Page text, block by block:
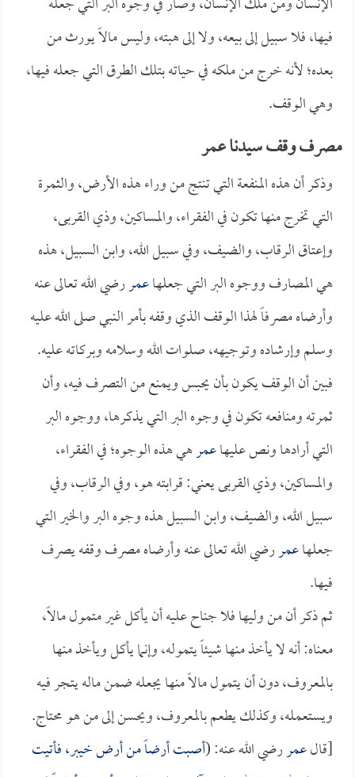
فيها، فلا سبيل إلى بيعه، ولا إلى هبته، وليس مالاً يورث من
بعده؛ لأنه خرج من ملكه في حياته بتلك الطرق التي جعله فيها،
وهي الوقف.
مصرف وقف سيدنا عمر
وذكر أن هذه المنفعة التي تنتج من وراء هذه الأرض، والثمرة
التي تخرج منها تكون في الفقراء، والمساكين، وذي القربى،
وإعتاق الرقاب، والضيف، وفي سبيل الله، وابن السبيل، هذه
هي المصارف ووجوه البر التي جعلهاعمررضي الله تعالى عنه
وأرضاه مصرفاً لهذا الوقف الذي وقفه بأمر النبي صلى الله عليه
وسلم وإرشاده وتوجيهه، صلوات الله وسلامه وبركاته عليه.
فبين أن الوقف يكون بأن يحبس ويمنع من التصرف فيه، وأن
ثمرته ومنافعه تكون في وجوه البر التي يذكرها، ووجوه البر
التي أرادها ونص عليهاعمرهي هذه الوجوه؛ في الفقراء،
والمساكين، وذي القربى يعني: قرابته هو، وفي الرقاب، وفي
سبيل الله، والضيف، وابن السبيل هذه وجوه البر والخير التي
جعلهاعمررضي الله تعالى عنه وأرضاه مصرف وقفه يصرف
فيها.
ثم ذكر أن من وليها فلا جناح عليه أن يأكل غير متمول مالاً،
معناه: أنه لا يأخذ منها شيئاً يتموله، وإنما يأكل ويأخذ منها
بالمعروف، دون أن يتمول مالاً منها يجعله ضمن ماله يتجر فيه
ويستعمله، وكذلك يطعم بالمعروف، ويحسن إلى من هو محتاج.
[قالعمررضي الله عنه: (أصبت أرضاً من أرض خيبر، فأتيت